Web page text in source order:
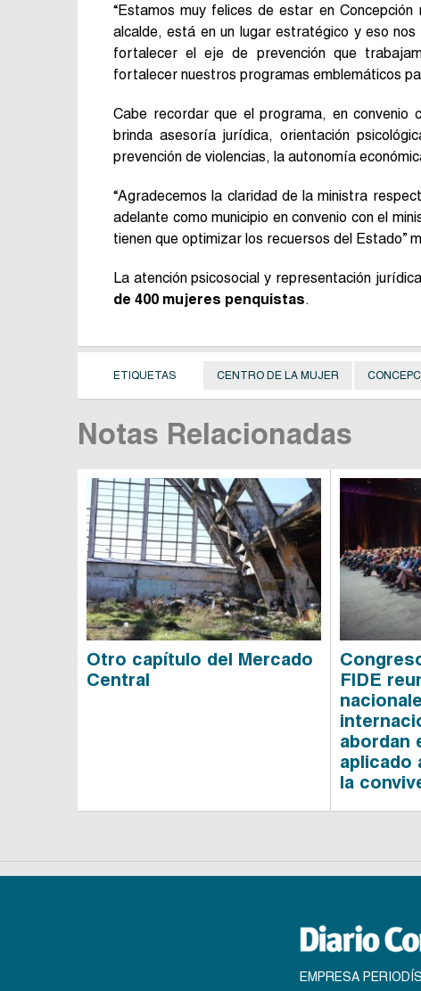
“Estamos muy felices de estar en
alcalde, está en un lugar estratégico y eso
fortalecer el eje de prevención que
fortalecer nuestros programas emblemáticos
Cabe recordar que el programa, en convenio
brinda asesoría jurídica, orientación
prevención de violencias, la autonomía
“Agradecemos la claridad de la ministra
adelante como municipio en convenio con el
tienen que optimizar los recuersos del Estado”
La atención psicosocial y representación
de 400 mujeres penquistas.
ETIQUETAS CENTRO DE LA MUJER
Notas Relacionadas
Otro capítulo del Mercado
Central
FIDE
abordan
aplicado
la
EMPRESA